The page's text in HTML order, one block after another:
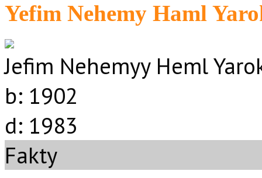
Yefim Nehemy Haml
Jefim Nehemyy Heml
b: 1902
d: 1983
Fakty